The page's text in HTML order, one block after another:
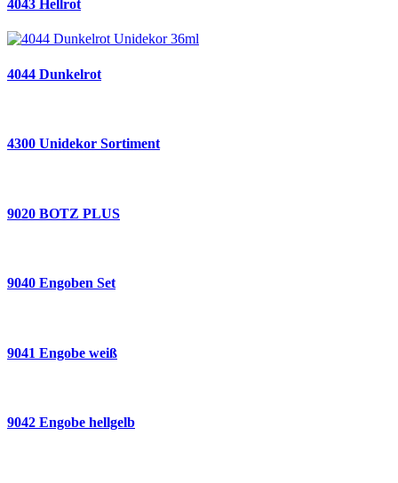
4043 Hellrot
4044 Dunkelrot
4300 Unidekor Sortiment
9020 BOTZ PLUS
9040 Engoben Set
9041 Engobe weiß
9042 Engobe hellgelb